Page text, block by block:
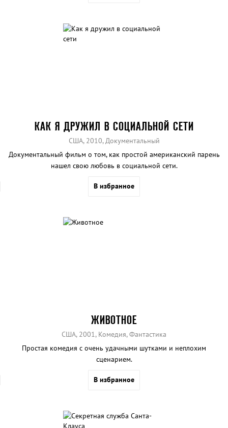
КАК Я ДРУЖИЛ В СОЦИАЛЬНОЙ СЕТИ
США, 2010, Документальный
Документальный фильм о том, как простой американский парень
нашел свою любовь в социальной сети.
В избранное
ЖИВОТНОЕ
США, 2001, Комедия, Фантастика
Простая комедия с очень удачными шутками и неплохим
сценарием.
В избранное